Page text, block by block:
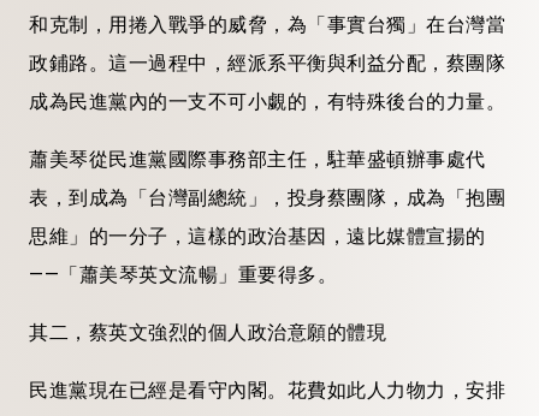
和克制，用捲入戰爭的威脅，為「事實台獨」在台灣當
政鋪路。這一過程中，經派系平衡與利益分配，蔡團隊
成為民進黨內的一支不可小覷的，有特殊後台的力量。
蕭美琴從民進黨國際事務部主任，駐華盛頓辦事處代
表，到成為「台灣副總統」，投身蔡團隊，成為「抱團
思維」的一分子，這樣的政治基因，遠比媒體宣揚的
——「蕭美琴英文流暢」重要得多。
其二，蔡英文強烈的個人政治意願的體現
民進黨現在已經是看守內閣。花費如此人力物力，安排